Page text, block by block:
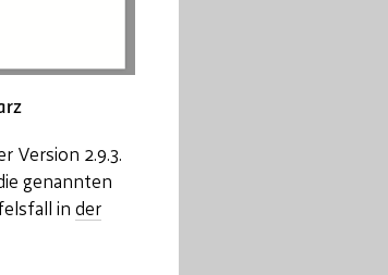
Version 2.9.3.
genannten
in der